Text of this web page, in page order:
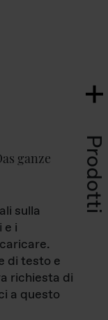
Prodotti
ganze
sulla
e i
di testo e
richiesta di
a questo